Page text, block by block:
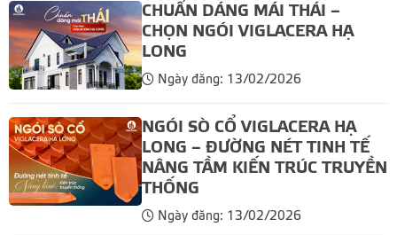
CHUẨN DÁNG MÁI THÁI –
CHỌN NGÓI VIGLACERA HẠ
LONG
Ngày đăng: 13/02/2026
NGÓI SÒ CỔ VIGLACERA HẠ
LONG – ĐƯỜNG NÉT TINH TẾ
NÂNG TẦM KIẾN TRÚC TRUYỀN
THỐNG
Ngày đăng: 13/02/2026